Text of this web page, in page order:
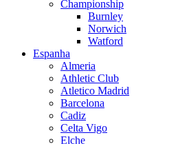
Championship
Burnley
Norwich
Watford
Espanha
Almeria
Athletic Club
Atletico Madrid
Barcelona
Cadiz
Celta Vigo
Elche